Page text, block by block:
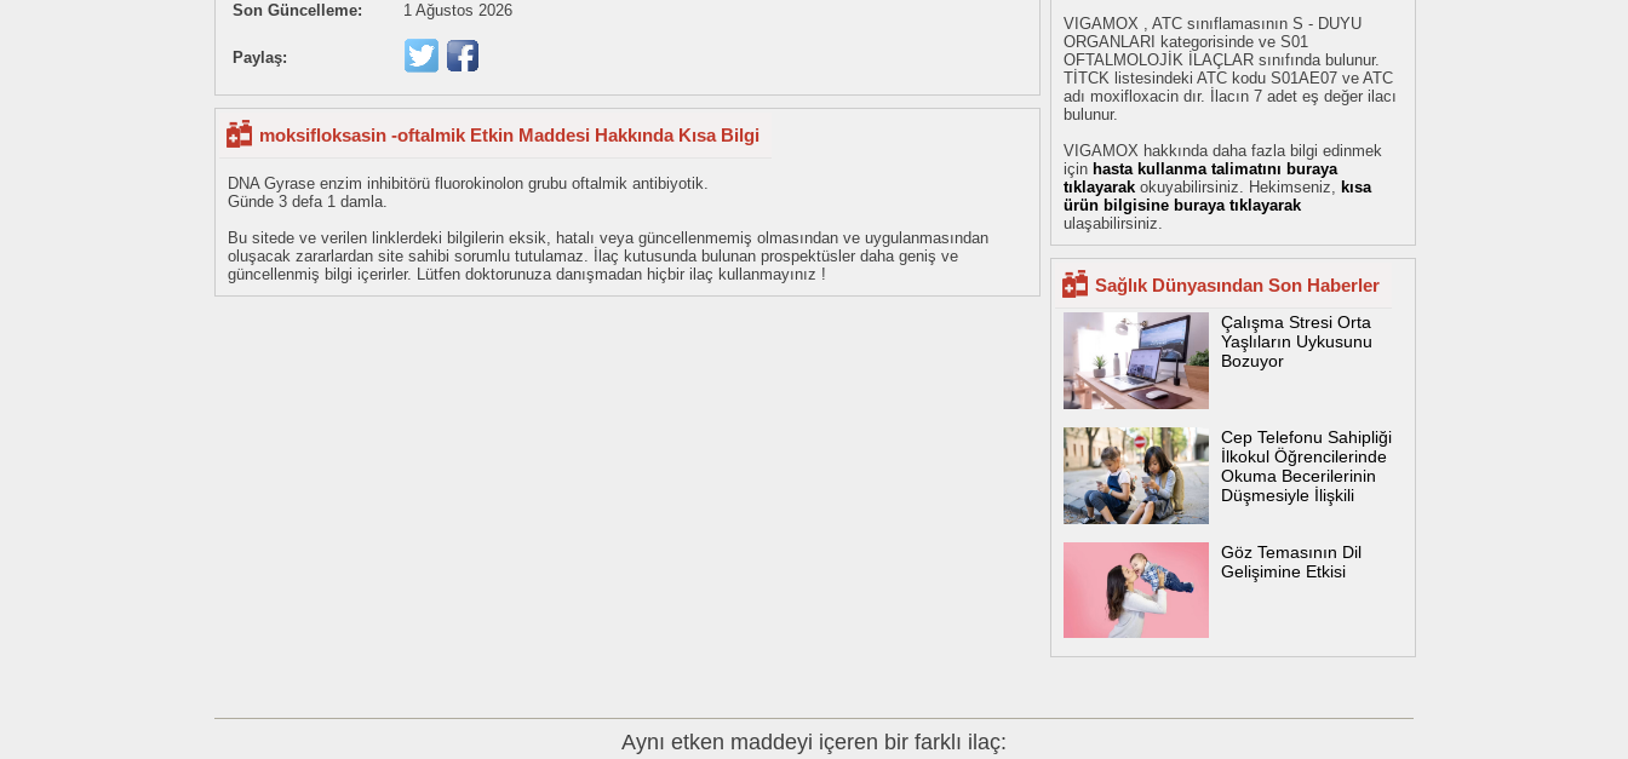
Son Güncelleme: 1 Ağustos 2026
Paylaş:
moksifloksasin -oftalmik Etkin Maddesi Hakkında Kısa Bilgi
DNA Gyrase enzim inhibitörü fluorokinolon grubu oftalmik antibiyotik.
Günde 3 defa 1 damla.
Bu sitede ve verilen linklerdeki bilgilerin eksik, hatalı veya güncellenmemiş olmasından ve uygulanmasından
oluşacak zararlardan site sahibi sorumlu tutulamaz. İlaç kutusunda bulunan prospektüsler daha geniş ve
güncellenmiş bilgi içerirler. Lütfen doktorunuza danışmadan hiçbir ilaç kullanmayınız !
VIGAMOX , ATC sınıflamasının S - DUYU
ORGANLARI kategorisinde ve S01
OFTALMOLOJİK İLAÇLAR sınıfında bulunur.
TİTCK listesindeki ATC kodu S01AE07 ve ATC
adı moxifloxacin dır. İlacın 7 adet eş değer ilacı
bulunur.
VIGAMOX hakkında daha fazla bilgi edinmek
için hasta kullanma talimatını buraya
tıklayarak okuyabilirsiniz. Hekimseniz, kısa
ürün bilgisine buraya tıklayarak
ulaşabilirsiniz.
Sağlık Dünyasından Son Haberler
Çalışma Stresi Orta
Yaşlıların Uykusunu
Bozuyor
Cep Telefonu Sahipliği
İlkokul Öğrencilerinde
Okuma Becerilerinin
Düşmesiyle İlişkili
Göz Temasının Dil
Gelişimine Etkisi
Aynı etken maddeyi içeren bir farklı ilaç: